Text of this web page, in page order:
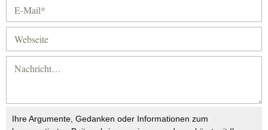
Ihre Argumente, Gedanken oder Informationen zum